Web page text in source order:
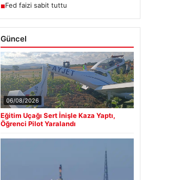
■Fed faizi sabit tuttu
Güncel
06/08/2026
Eğitim Uçağı Sert İnişle Kaza Yaptı,
Öğrenci Pilot Yaralandı